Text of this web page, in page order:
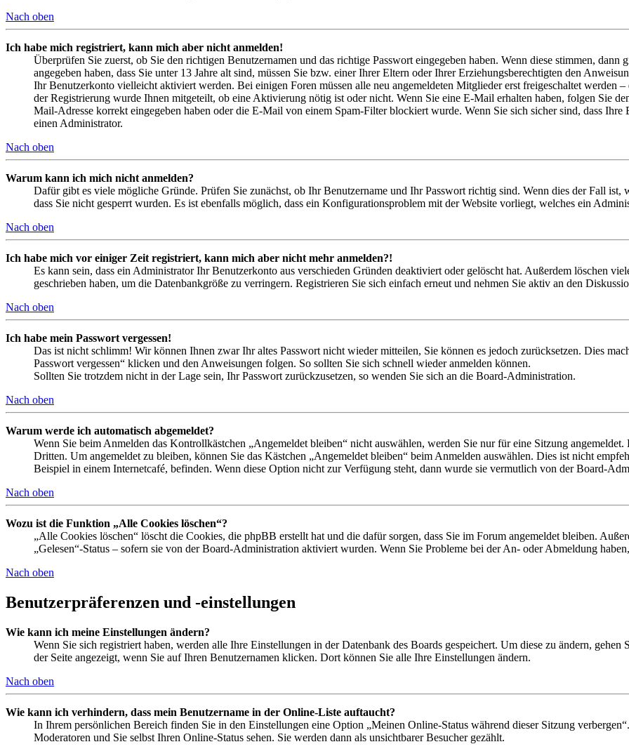
Nach oben
Ich habe mich registriert, kann mich aber nicht anmelden!
Überprüfen Sie zuerst, ob Sie den richtigen Benutzernamen und das richtige Passwort eingegeben haben. Wenn diese stimmen, dann
angegeben haben, dass Sie unter 13 Jahre alt sind, müssen Sie bzw. einer Ihrer Eltern oder Ihrer Erziehungsberechtigten den
Ihr Benutzerkonto vielleicht aktiviert werden. Bei einigen Foren müssen alle neu angemeldeten Mitglieder erst freigeschaltet werden
der Registrierung wurde Ihnen mitgeteilt, ob eine Aktivierung nötig ist oder nicht. Wenn Sie eine E-Mail erhalten haben, folgen Sie
Mail-Adresse korrekt eingegeben haben oder die E-Mail von einem Spam-Filter blockiert wurde. Wenn Sie sich sicher sind, dass
einen Administrator.
Nach oben
Warum kann ich mich nicht anmelden?
Dafür gibt es viele mögliche Gründe. Prüfen Sie zunächst, ob Ihr Benutzername und Ihr Passwort richtig sind. Wenn dies der Fall ist,
dass Sie nicht gesperrt wurden. Es ist ebenfalls möglich, dass ein Konfigurationsproblem mit der Website vorliegt, welches ein
Nach oben
Ich habe mich vor einiger Zeit registriert, kann mich aber nicht mehr anmelden?!
Es kann sein, dass ein Administrator Ihr Benutzerkonto aus verschieden Gründen deaktiviert oder gelöscht hat. Außerdem löschen
geschrieben haben, um die Datenbankgröße zu verringern. Registrieren Sie sich einfach erneut und nehmen Sie aktiv an den
Nach oben
Ich habe mein Passwort vergessen!
Das ist nicht schlimm! Wir können Ihnen zwar Ihr altes Passwort nicht wieder mitteilen, Sie können es jedoch zurücksetzen. Dies
Passwort vergessen“ klicken und den Anweisungen folgen. So sollten Sie sich schnell wieder anmelden können.
Sollten Sie trotzdem nicht in der Lage sein, Ihr Passwort zurückzusetzen, so wenden Sie sich an die Board-Administration.
Nach oben
Warum werde ich automatisch abgemeldet?
Wenn Sie beim Anmelden das Kontrollkästchen „Angemeldet bleiben“ nicht auswählen, werden Sie nur für eine Sitzung
Dritten. Um angemeldet zu bleiben, können Sie das Kästchen „Angemeldet bleiben“ beim Anmelden auswählen. Dies ist nicht
Beispiel in einem Internetcafé, befinden. Wenn diese Option nicht zur Verfügung steht, dann wurde sie vermutlich von der Board-
Nach oben
Wozu ist die Funktion „Alle Cookies löschen“?
„Alle Cookies löschen“ löscht die Cookies, die phpBB erstellt hat und die dafür sorgen, dass Sie im Forum angemeldet bleiben.
„Gelesen“-Status – sofern sie von der Board-Administration aktiviert wurden. Wenn Sie Probleme bei der An- oder Abmeldung
Nach oben
Benutzerpräferenzen und -einstellungen
Wie kann ich meine Einstellungen ändern?
Wenn Sie sich registriert haben, werden alle Ihre Einstellungen in der Datenbank des Boards gespeichert. Um diese zu ändern,
der Seite angezeigt, wenn Sie auf Ihren Benutzernamen klicken. Dort können Sie alle Ihre Einstellungen ändern.
Nach oben
Wie kann ich verhindern, dass mein Benutzername in der Online-Liste auftaucht?
In Ihrem persönlichen Bereich finden Sie in den Einstellungen eine Option „Meinen Online-Status während dieser Sitzung
Moderatoren und Sie selbst Ihren Online-Status sehen. Sie werden dann als unsichtbarer Besucher gezählt.